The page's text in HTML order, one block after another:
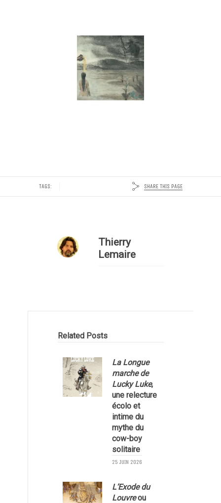
TAGS: SHARE THIS PAGE
Thierry
Lemaire
Related Posts
La Longue
marche de
Lucky Luke,
une relecture
écolo et
intime du
mythe du
cow-boy
solitaire
25 JUIN 2026
L’Exode du
Louvreou